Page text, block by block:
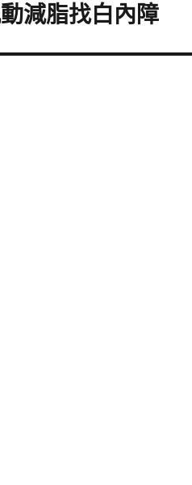
減脂找白內障